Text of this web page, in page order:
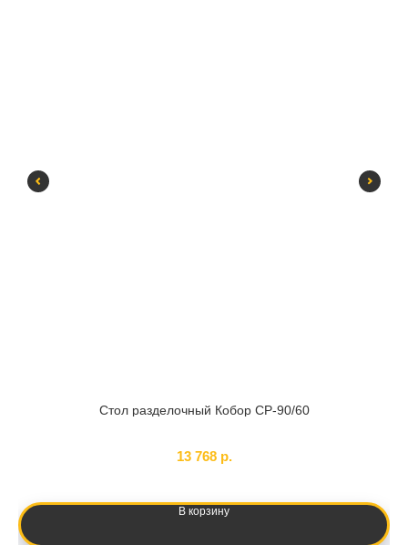
Стол разделочный Кобор СР-90/60
13 768 р.
В корзину